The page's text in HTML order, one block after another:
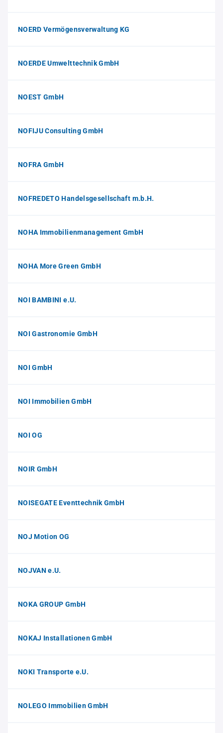
NOERD Vermögensverwaltung KG
NOERDE Umwelttechnik GmbH
NOEST GmbH
NOFIJU Consulting GmbH
NOFRA GmbH
NOFREDETO Handelsgesellschaft m.b.H.
NOHA Immobilienmanagement GmbH
NOHA More Green GmbH
NOI BAMBINI e.U.
NOI Gastronomie GmbH
NOI GmbH
NOI Immobilien GmbH
NOI OG
NOIR GmbH
NOISEGATE Eventtechnik GmbH
NOJ Motion OG
NOJVAN e.U.
NOKA GROUP GmbH
NOKAJ Installationen GmbH
NOKI Transporte e.U.
NOLEGO Immobilien GmbH